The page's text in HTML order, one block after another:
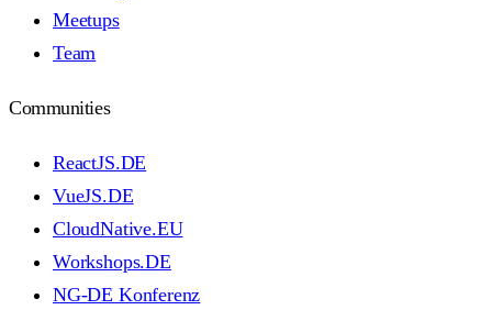
Meetups
Team
Communities
ReactJS.DE
VueJS.DE
CloudNative.EU
Workshops.DE
NG-DE Konferenz